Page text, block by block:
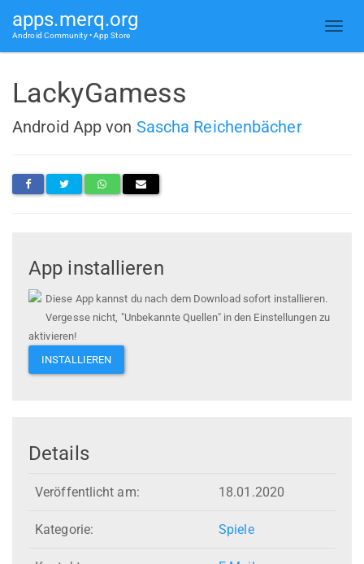
apps.merq.org
Android Community • App Store
LackyGamess
Android App von Sascha Reichenbächer
App installieren
Diese App kannst du nach dem Download sofort installieren.
Vergesse nicht, "Unbekannte Quellen" in den Einstellungen zu
aktivieren!
INSTALLIEREN
Details
Veröffentlicht am: 18.01.2020
Kategorie: Spiele